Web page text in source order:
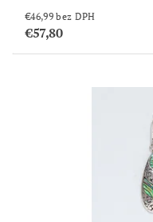
€46,99 bez DPH
€57,80